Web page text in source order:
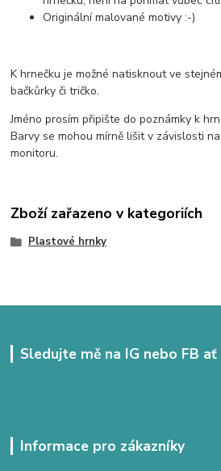
Originální malované motivy :-)
K hrnečku je možné natisknout ve
bačkůrky či tričko.
Jméno prosím připište do poznámky k
Barvy se mohou mírně lišit v závislosti
monitoru.
Zboží zařazeno v kategoriích
Plastové hrnky
Sledujte mě na IG nebo FB
Informace pro zákazníky